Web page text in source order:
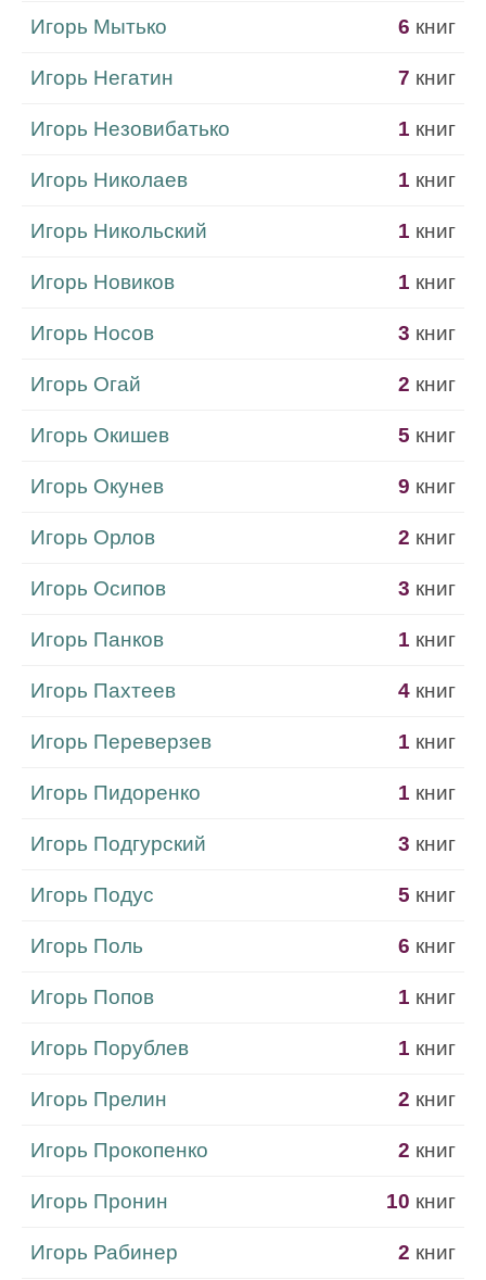
Игорь Мытько 6 книг
Игорь Негатин 7 книг
Игорь Незовибатько 1 книг
Игорь Николаев 1 книг
Игорь Никольский 1 книг
Игорь Новиков 1 книг
Игорь Носов 3 книг
Игорь Огай 2 книг
Игорь Окишев 5 книг
Игорь Окунев 9 книг
Игорь Орлов 2 книг
Игорь Осипов 3 книг
Игорь Панков 1 книг
Игорь Пахтеев 4 книг
Игорь Переверзев 1 книг
Игорь Пидоренко 1 книг
Игорь Подгурский 3 книг
Игорь Подус 5 книг
Игорь Поль 6 книг
Игорь Попов 1 книг
Игорь Порублев 1 книг
Игорь Прелин 2 книг
Игорь Прокопенко 2 книг
Игорь Пронин 10 книг
Игорь Рабинер 2 книг